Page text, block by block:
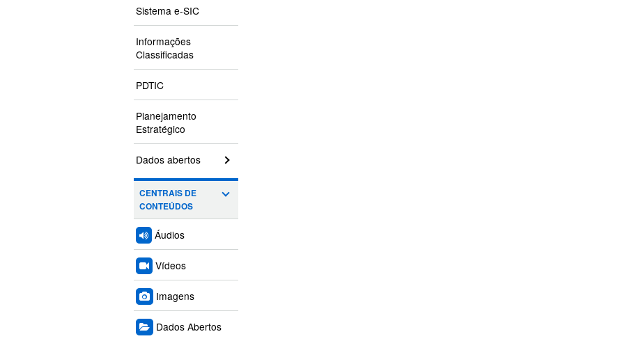
Sistema e-SIC
Informações
Classificadas
PDTIC
Planejamento
Estratégico
Dados abertos
CENTRAIS DE
CONTEÚDOS
Áudios
Vídeos
Imagens
Dados Abertos